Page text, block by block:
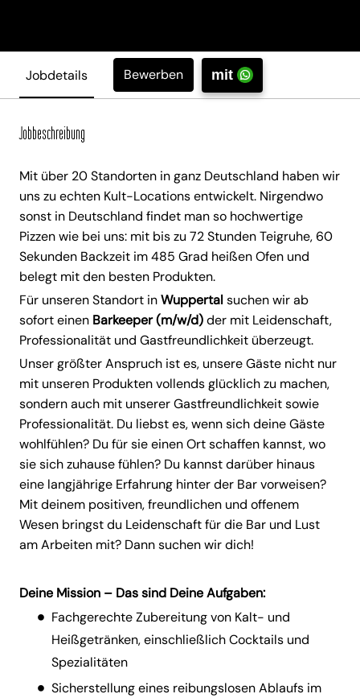
Jobdetails Bewerben mit
Jobbeschreibung
Mit über 20 Standorten in ganz Deutschland haben wir
uns zu echten Kult-Locations entwickelt. Nirgendwo
sonst in Deutschland findet man so hochwertige
Pizzen wie bei uns: mit bis zu 72 Stunden Teigruhe, 60
Sekunden Backzeit im 485 Grad heißen Ofen und
belegt mit den besten Produkten.
Für unseren Standort inWuppertalsuchen wir ab
sofort einen Barkeeper (m/w/d)der mit Leidenschaft,
Professionalität und Gastfreundlichkeit überzeugt.
Unser größter Anspruch ist es, unsere Gäste nicht nur
mit unseren Produkten vollends glücklich zu machen,
sondern auch mit unserer Gastfreundlichkeit sowie
Professionalität. Du liebst es, wenn sich deine Gäste
wohlfühlen? Du für sie einen Ort schaffen kannst, wo
sie sich zuhause fühlen? Du kannst darüber hinaus
eine langjährige Erfahrung hinter der Bar vorweisen?
Mit deinem positiven, freundlichen und offenem
Wesen bringst du Leidenschaft für die Bar und Lust
am Arbeiten mit? Dann suchen wir dich!
Deine Mission – Das sind Deine Aufgaben:
Fachgerechte Zubereitung von Kalt- und
Heißgetränken, einschließlich Cocktails und
Spezialitäten
Sicherstellung eines reibungslosen Ablaufs im